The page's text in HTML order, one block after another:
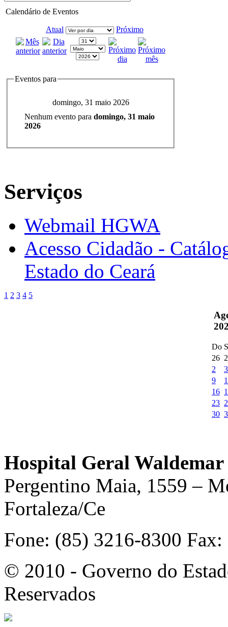
Calendário de Eventos
Atual Próximo
Eventos para
domingo, 31 maio 2026
Nenhum evento para domingo, 31 maio
2026
Serviços
Webmail HGWA
Acesso Cidadão -
Estado do Ceará
1 2 3 4 5
Do
26
2
3
9
16
23
30
Hospital Geral
Pergentino Maia, 1559 –
Fortaleza/Ce
Fone: (85) 3216-8300
© 2010 - Governo do
Reservados